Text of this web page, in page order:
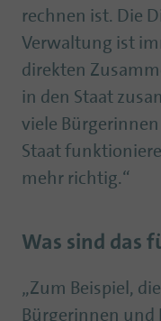
rechnen ist. Die
Verwaltung ist
direkten
in den Staat
viele
Staat
mehr richtig.“
Was sind das
„Zum Beispiel,
Bürgerinnen und